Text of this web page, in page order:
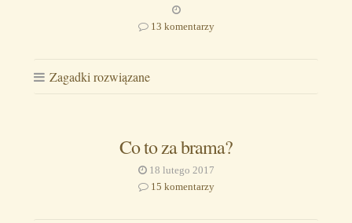
13 komentarzy
Zagadki rozwiązane
Co to za brama?
18 lutego 2017
15 komentarzy